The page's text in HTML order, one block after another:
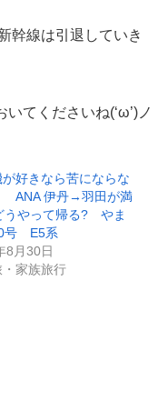
幹線は引退していき
てくださいね(‘ω’)ノ
好きなら苦にならな
ANA 伊丹→羽田が満
うやって帰る? やま
号 E5系
8月30日
家族旅行